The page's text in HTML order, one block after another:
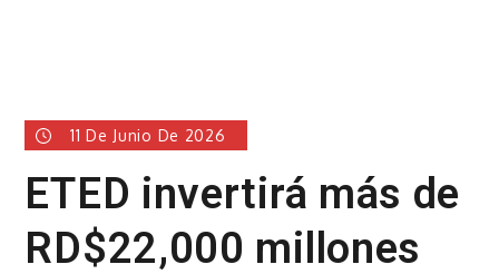
11 De Junio De 2026
ETED invertirá más de
RD$22,000 millones